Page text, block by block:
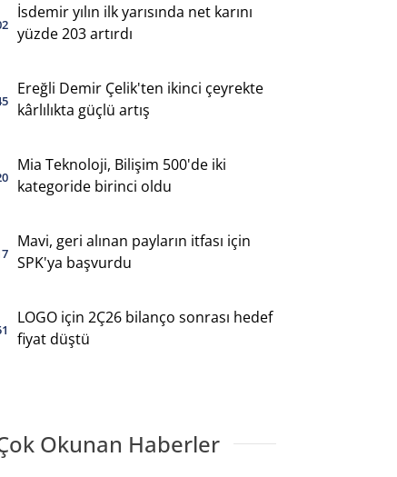
İsdemir yılın ilk yarısında net karını
yüzde 203 artırdı
Ereğli Demir Çelik'ten ikinci çeyrekte
kârlılıkta güçlü artış
Mia Teknoloji, Bilişim 500'de iki
kategoride birinci oldu
Mavi, geri alınan payların itfası için
SPK'ya başvurdu
LOGO için 2Ç26 bilanço sonrası hedef
fiyat düştü
Okunan Haberler